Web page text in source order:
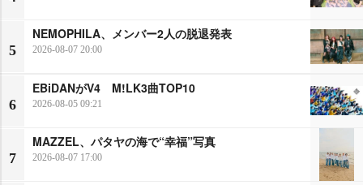
5
NEMOPHILA、メンバー2人の脱退発表
2026-08-07 20:00
6
EBiDANがV4 M!LK3曲TOP10
2026-08-05 09:21
7
MAZZEL、パタヤの海で“幸福”写真
2026-08-07 17:00